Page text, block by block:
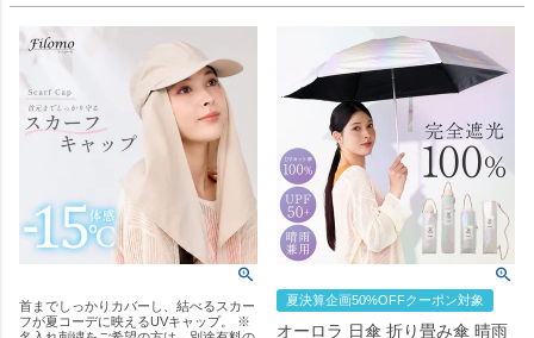
首までしっかりカバーし、結べるスカー
フが夏コーデに映えるUVキャップ。 ※
夏決算企画50%OFFクーポン対象
オーロラ 日傘 折り畳み傘 晴雨